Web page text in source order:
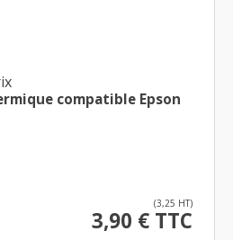
compatible Epson
(3,25 HT)
3,90 € TTC